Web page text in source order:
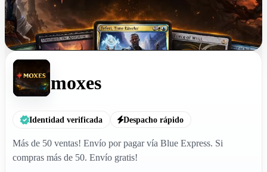
moxes
Identidad verificada Despacho rápido
Más de 50 ventas! Envío por pagar vía Blue Express. Si
compras más de 50. Envío gratis!